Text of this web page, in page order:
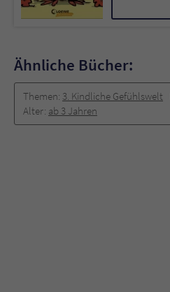
Ähnliche Bücher:
Themen: 3. Kindliche Gefühlswelt
Alter: ab 3 Jahren